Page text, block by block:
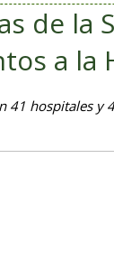
de la
a la
41 hospitales y